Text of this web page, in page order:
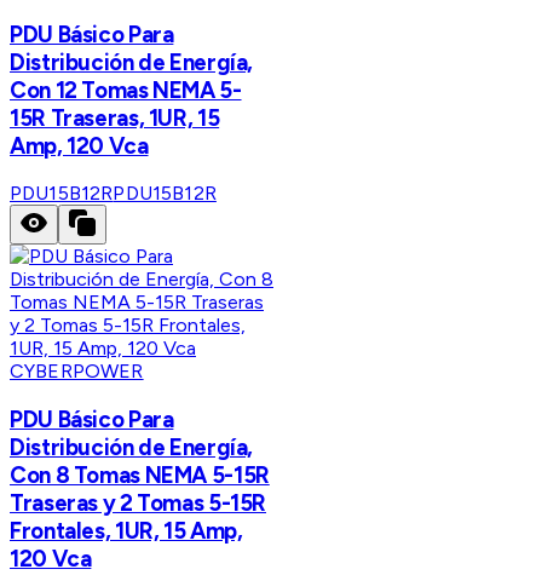
PDU Básico Para
Distribución de Energía,
Con 12 Tomas NEMA 5-
15R Traseras, 1UR, 15
Amp, 120 Vca
PDU15B12RPDU15B12R
CYBERPOWER
PDU Básico Para
Distribución de Energía,
Con 8 Tomas NEMA 5-15R
Traseras y 2 Tomas 5-15R
Frontales, 1UR, 15 Amp,
120 Vca